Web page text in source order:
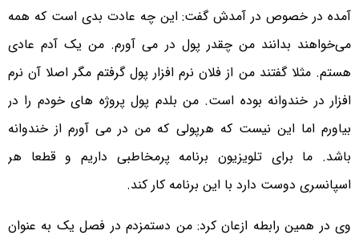
آمده در خصوص در آمدش گفت: این چه عادت بدی است که همه
می‌خواهند بدانند من چقدر پول در می آورم. من یک آدم عادی
هستم. مثلا گفتند من از فلان نرم افزار پول گرفتم مگر اصلا آن نرم
افزار در خندوانه بوده است. من بلدم پول پروژه های خودم را در
بیاورم اما این نیست که هرپولی که من در می آورم از خندوانه
باشد. ما برای تلویزیون برنامه پرمخاطبی داریم و قطعا هر
اسپانسری دوست دارد با این برنامه کار کند.
وی در همین رابطه ازعان کرد: من دستمزدم در فصل یک به عنوان